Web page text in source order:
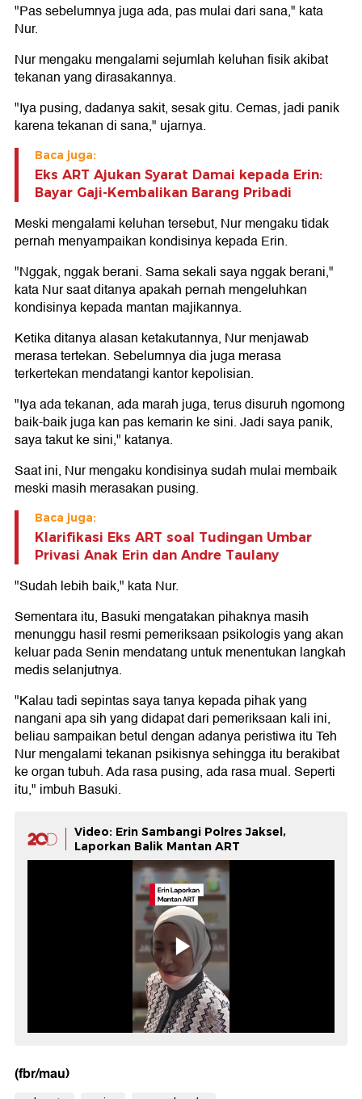
"Pas sebelumnya juga ada, pas mulai dari sana," kata
Nur.
Nur mengaku mengalami sejumlah keluhan fisik akibat
tekanan yang dirasakannya.
"Iya pusing, dadanya sakit, sesak gitu. Cemas, jadi panik
karena tekanan di sana," ujarnya.
Baca juga:
Eks ART Ajukan Syarat Damai kepada Erin:
Bayar Gaji-Kembalikan Barang Pribadi
Meski mengalami keluhan tersebut, Nur mengaku tidak
pernah menyampaikan kondisinya kepada Erin.
"Nggak, nggak berani. Sama sekali saya nggak berani,"
kata Nur saat ditanya apakah pernah mengeluhkan
kondisinya kepada mantan majikannya.
Ketika ditanya alasan ketakutannya, Nur menjawab
merasa tertekan. Sebelumnya dia juga merasa
terkertekan mendatangi kantor kepolisian.
"Iya ada tekanan, ada marah juga, terus disuruh ngomong
baik-baik juga kan pas kemarin ke sini. Jadi saya panik,
saya takut ke sini," katanya.
Saat ini, Nur mengaku kondisinya sudah mulai membaik
meski masih merasakan pusing.
Baca juga:
Klarifikasi Eks ART soal Tudingan Umbar
Privasi Anak Erin dan Andre Taulany
"Sudah lebih baik," kata Nur.
Sementara itu, Basuki mengatakan pihaknya masih
menunggu hasil resmi pemeriksaan psikologis yang akan
keluar pada Senin mendatang untuk menentukan langkah
medis selanjutnya.
"Kalau tadi sepintas saya tanya kepada pihak yang
nangani apa sih yang didapat dari pemeriksaan kali ini,
beliau sampaikan betul dengan adanya peristiwa itu Teh
Nur mengalami tekanan psikisnya sehingga itu berakibat
ke organ tubuh. Ada rasa pusing, ada rasa mual. Seperti
itu," imbuh Basuki.
Video: Erin Sambangi Polres Jaksel,
Laporkan Balik Mantan ART
(fbr/mau)